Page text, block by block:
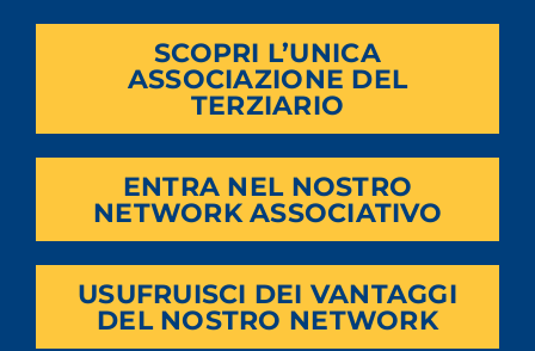
SCOPRI L’UNICA
ASSOCIAZIONE DEL
TERZIARIO
ENTRA NEL NOSTRO
NETWORK ASSOCIATIVO
USUFRUISCI DEI VANTAGGI
DEL NOSTRO NETWORK